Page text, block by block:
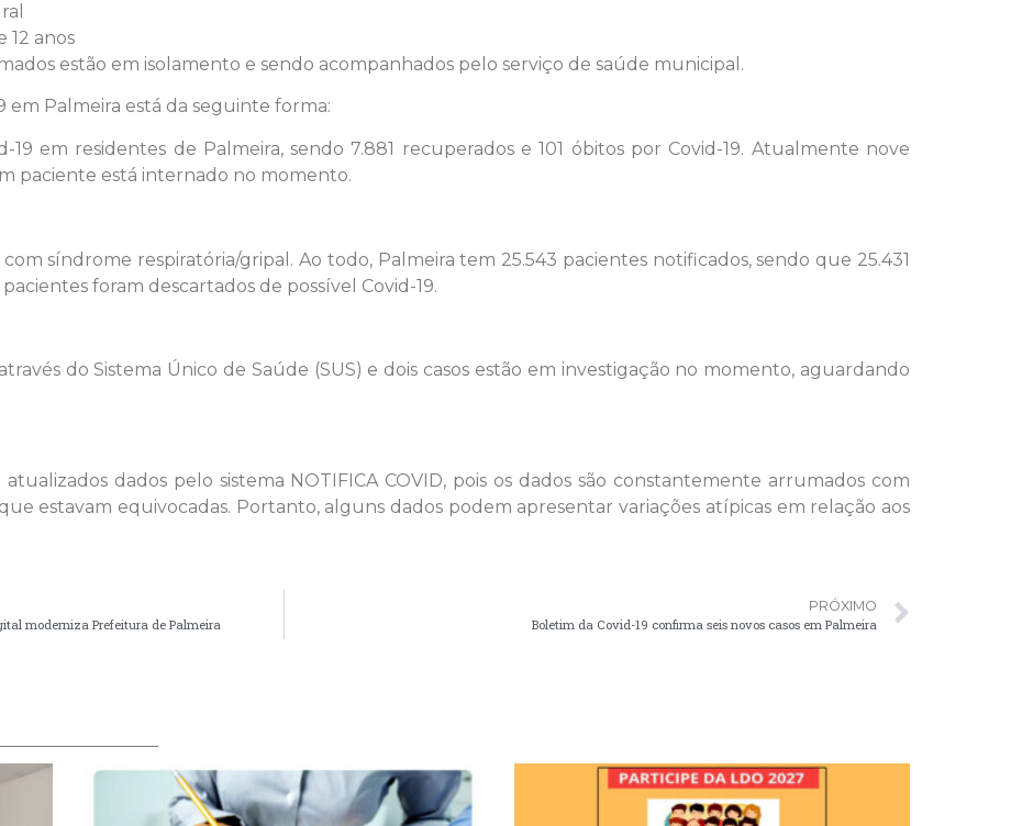
12 anos
estão em isolamento e sendo acompanhados pelo serviço de saúde municipal.
em Palmeira está da seguinte forma:
19 em residentes de Palmeira, sendo 7.881 recuperados e 101 óbitos por Covid-19. Atualmente nove
paciente está internado no momento.
síndrome respiratória/gripal. Ao todo, Palmeira tem 25.543 pacientes notificados, sendo que 25.431
foram descartados de possível Covid-19.
do Sistema Único de Saúde (SUS) e dois casos estão em investigação no momento, aguardando
dados pelo sistema NOTIFICA COVID, pois os dados são constantemente arrumados com
estavam equivocadas. Portanto, alguns dados podem apresentar variações atípicas em relação aos
moderniza Prefeitura de Palmeira
PRÓXIMO
Boletim da Covid-19 confirma seis novos casos em Palmeira